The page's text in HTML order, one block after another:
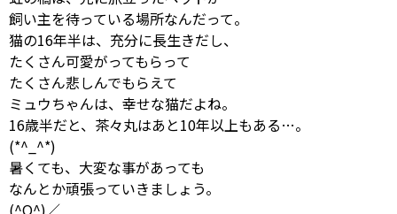
飼い主を待っている場所なんだって。
猫の16年半は、充分に長生きだし、
たくさん可愛がってもらって
たくさん悲しんでもらえて
ミュウちゃんは、幸せな猫だよね。
16歳半だと、茶々丸はあと10年以上もある…。
(*^_^*)
暑くても、大変な事があっても
なんとか頑張っていきましょう。
(^O^)／